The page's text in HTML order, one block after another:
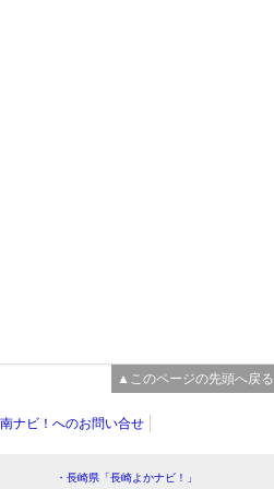
▲このページの先頭へ戻る
ナビ！へのお問い合せ
・長崎県「長崎よかナビ！」